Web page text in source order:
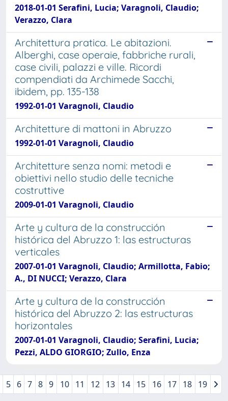
2018-01-01 Serafini, Lucia; Varagnoli, Claudio;
Verazzo, Clara
Architettura pratica. Le abitazioni.
Alberghi, case operaie, fabbriche rurali,
case civili, palazzi e ville. Ricordi
compendiati da Archimede Sacchi,
ibidem, pp. 135-138
1992-01-01 Varagnoli, Claudio
Architetture di mattoni in Abruzzo
1992-01-01 Varagnoli, Claudio
Architetture senza nomi: metodi e
obiettivi nello studio delle tecniche
costruttive
2009-01-01 Varagnoli, Claudio
Arte y cultura de la construcción
histórica del Abruzzo 1: las estructuras
verticales
2007-01-01 Varagnoli, Claudio; Armillotta, Fabio;
A., DI NUCCI; Verazzo, Clara
Arte y cultura de la construcción
histórica del Abruzzo 2: las estructuras
horizontales
2007-01-01 Varagnoli, Claudio; Serafini, Lucia;
Pezzi, ALDO GIORGIO; Zullo, Enza
5 6 7 8 9 10 11 12 13 14 15 16 17 18 19